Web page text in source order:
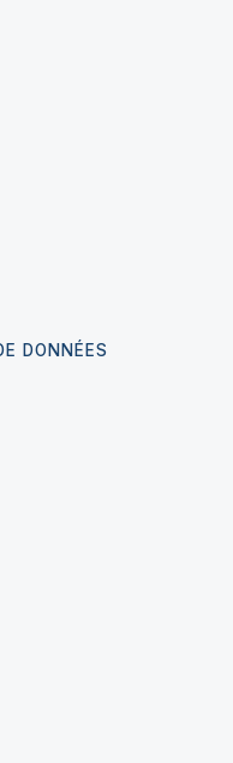
DONNÉES